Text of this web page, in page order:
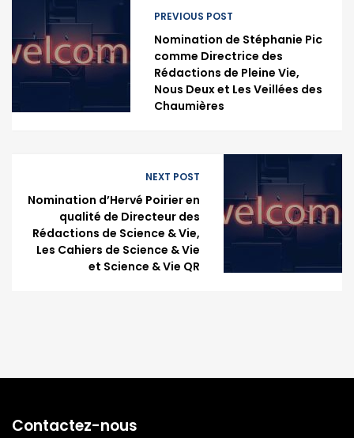
PREVIOUS POST
Nomination de Stéphanie Pic
comme Directrice des
Rédactions de Pleine Vie,
Nous Deux et Les Veillées des
Chaumières
NEXT POST
Nomination d’Hervé Poirier en
qualité de Directeur des
Rédactions de Science & Vie,
Les Cahiers de Science & Vie
et Science & Vie QR
Contactez-nous